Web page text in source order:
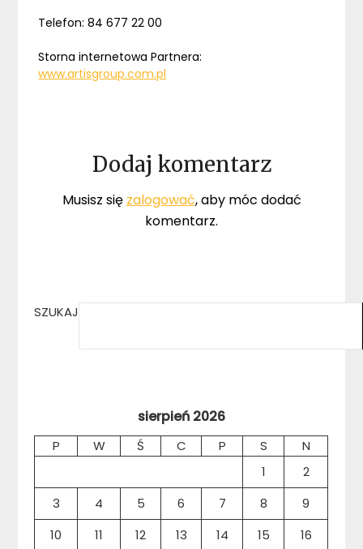
Telefon: 84 677 22 00
Storna internetowa Partnera:
www.artisgroup.com.pl
Dodaj komentarz
Musisz się zalogować, aby móc dodać
komentarz.
SZUKAJ
sierpień 2026
P W Ś C P S
N
1
2
3
4 5 6 7 8
9
10
11 12 13 14 15
16